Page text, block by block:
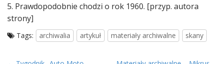
5. Prawdopodobnie chodzi o rok 1960. [przyp. autora
strony]
Tags: archiwalia artykuł materiały archiwalne skany